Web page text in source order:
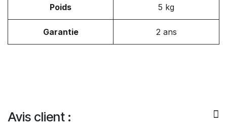
Poids 5 kg
Garantie 2 ans
Avis client :